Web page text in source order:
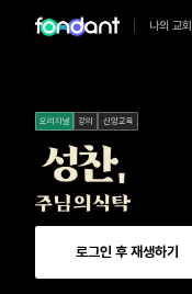
나의 교회
오리지널 강의 신앙교육
로그인 후 재생하기